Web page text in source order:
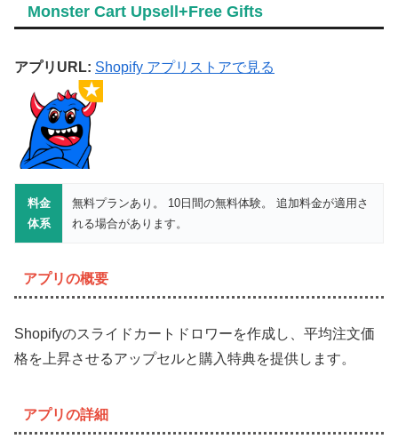
Monster Cart Upsell+Free Gifts
アプリURL: Shopify アプリストアで見る
料金
体系
無料プランあり。 10日間の無料体験。 追加料金が適用さ
れる場合があります。
アプリの概要
Shopifyのスライドカートドロワーを作成し、平均注文価
格を上昇させるアップセルと購入特典を提供します。
アプリの詳細